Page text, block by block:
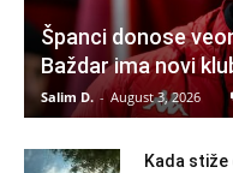
Španci donose
Baždar ima novi
Salim D. - August 3, 2026
Kada stiže